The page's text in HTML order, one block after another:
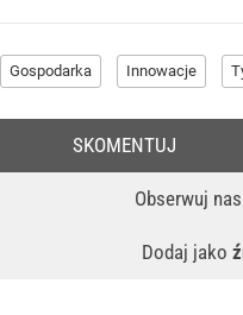
Gospodarka Innowacje
Obserwuj nas
Dodaj jako
SKOMENTUJ